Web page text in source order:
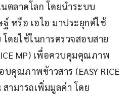
ตลาดโลก โดยนำระบบ
หรือ เอไอ มาประยุกต์ใช้
โดยใช้ในการตรวจสอบสาย
MP) เพื่อควบคุมคุณภาพ
คุณภาพข้าวสาร (EASY RICE
สามารถเพิ่มมูลค่า โดย